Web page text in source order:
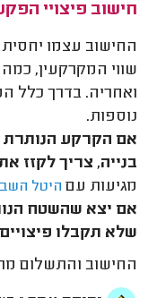
חישוב פיצויי
החישוב עצמו
שווי המקרקעין,
ואחריה. בדרך כלל
נוספות.
אם הקרקע הנותרת
בנייה, צריך לקזז
מגיעות עם היטל
אם יצא שהשטח
שלא תקבלו
החישוב והתשלום